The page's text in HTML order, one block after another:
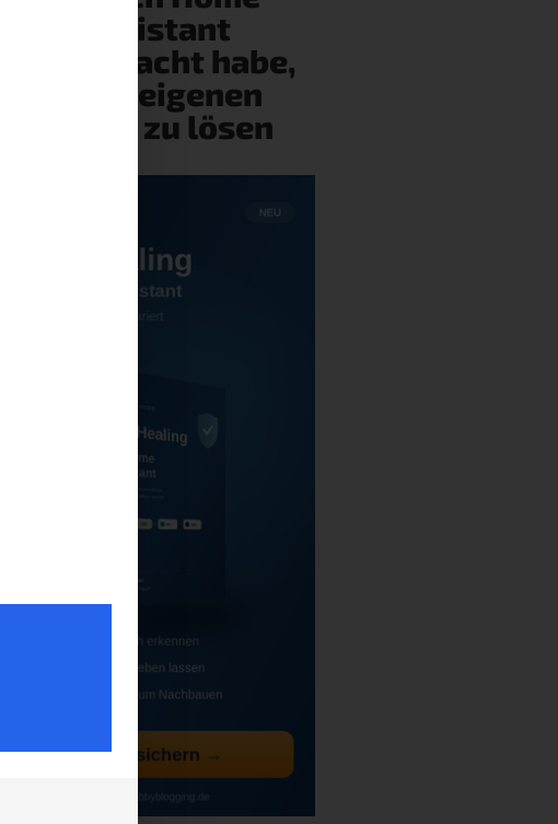
Assistant
beigebracht habe,
seine eigenen
Fehler zu lösen